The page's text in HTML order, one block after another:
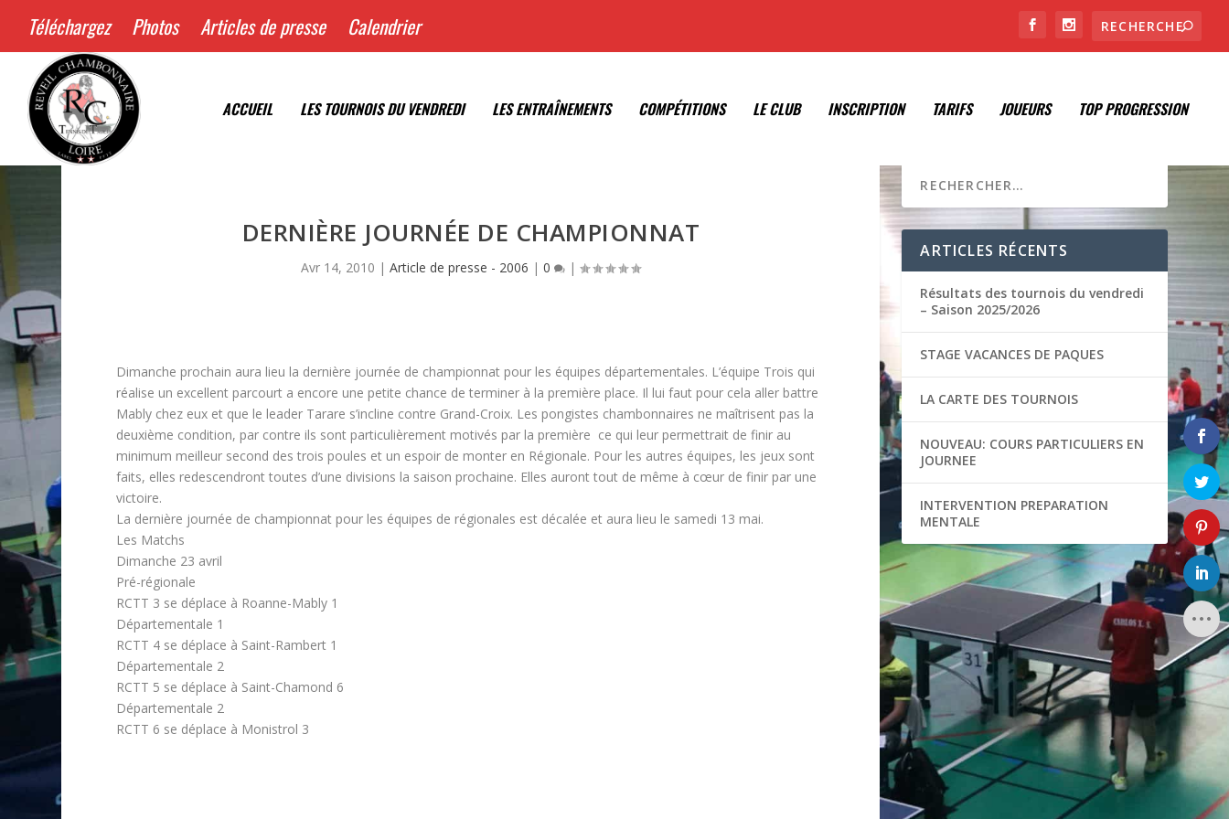
Téléchargez Photos Articles de presse Calendrier
ACCUEIL LES TOURNOIS DU VENDREDI LES ENTRAÎNEMENTS COMPÉTITIONS LE CLUB INSCRIPTION TARIFS JOUEURS TOP PROGRESSION
DERNIÈRE JOURNÉE DE CHAMPIONNAT
Avr 14, 2010 |Article de presse - 2006 |0 |
Dimanche prochain aura lieu la dernière journée de championnat pour les équipes départementales. L’équipe Trois qui
réalise un excellent parcourt a encore une petite chance de terminer à la première place. Il lui faut pour cela aller battre
Mably chez eux et que le leader Tarare s’incline contre Grand-Croix. Les pongistes chambonnaires ne maîtrisent pas la
deuxième condition, par contre ils sont particulièrement motivés par la première ce qui leur permettrait de finir au
minimum meilleur second des trois poules et un espoir de monter en Régionale. Pour les autres équipes, les jeux sont
faits, elles redescendront toutes d’une divisions la saison prochaine. Elles auront tout de même à cœur de finir par une
victoire.
La dernière journée de championnat pour les équipes de régionales est décalée et aura lieu le samedi 13 mai.
Les Matchs
Dimanche 23 avril
Pré-régionale
RCTT 3 se déplace à Roanne-Mably 1
Départementale 1
RCTT 4 se déplace à Saint-Rambert 1
Départementale 2
RCTT 5 se déplace à Saint-Chamond 6
Départementale 2
RCTT 6 se déplace à Monistrol 3
ARTICLES RÉCENTS
Résultats des tournois du vendredi
– Saison 2025/2026
STAGE VACANCES DE PAQUES
LA CARTE DES TOURNOIS
NOUVEAU: COURS PARTICULIERS EN
JOURNEE
INTERVENTION PREPARATION
MENTALE